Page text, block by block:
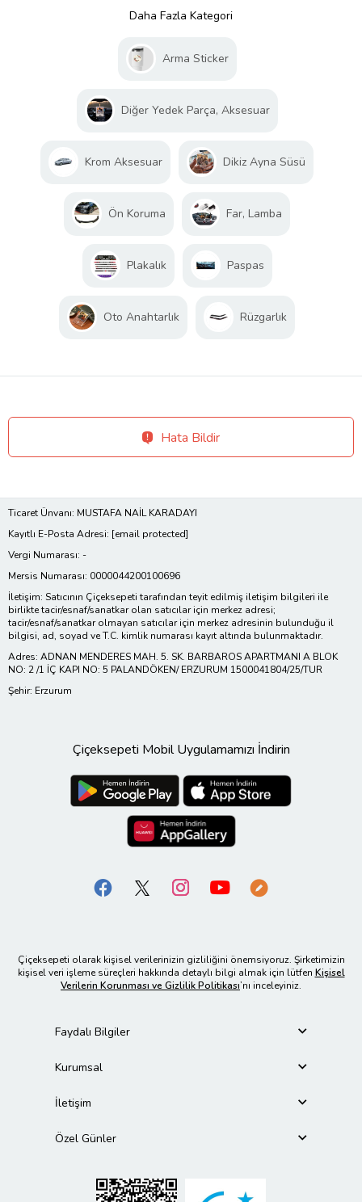
Daha Fazla Kategori
Arma Sticker
Diğer Yedek Parça, Aksesuar
Krom Aksesuar Dikiz Ayna Süsü
Ön Koruma Far, Lamba
Plakalık Paspas
Oto Anahtarlık Rüzgarlık
Hata Bildir
Ticaret Ünvanı: MUSTAFA NAİL KARADAYI
Kayıtlı E-Posta Adresi: [email protected]
Vergi Numarası: -
Mersis Numarası: 0000044200100696
İletişim: Satıcının Çiçeksepeti tarafından teyit edilmiş iletişim bilgileri ile
birlikte tacir/esnaf/sanatkar olan satıcılar için merkez adresi;
tacir/esnaf/sanatkar olmayan satıcılar için merkez adresinin bulunduğu il
bilgisi, ad, soyad ve T.C. kimlik numarası kayıt altında bulunmaktadır.
Adres: ADNAN MENDERES MAH. 5. SK. BARBAROS APARTMANI A BLOK
NO: 2 /1 İÇ KAPI NO: 5 PALANDÖKEN/ ERZURUM 1500041804/25/TUR
Şehir: Erzurum
Çiçeksepeti Mobil Uygulamamızı İndirin
Çiçeksepeti olarak kişisel verilerinizin gizliliğini önemsiyoruz. Şirketimizin
kişisel veri işleme süreçleri hakkında detaylı bilgi almak için lütfen Kişisel
Verilerin Korunması ve Gizlilik Politikası’nı inceleyiniz.
Faydalı Bilgiler
Kurumsal
İletişim
Özel Günler